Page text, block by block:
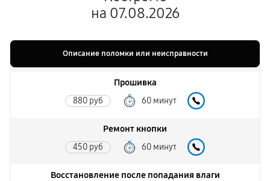
на 07.08.2026
Описание поломки или неисправности
Прошивка
880 руб 60 минут
Ремонт кнопки
450 руб 60 минут
Восстановление после попадания влаги